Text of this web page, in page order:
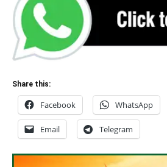
Share this:
Facebook WhatsApp
Email Telegram